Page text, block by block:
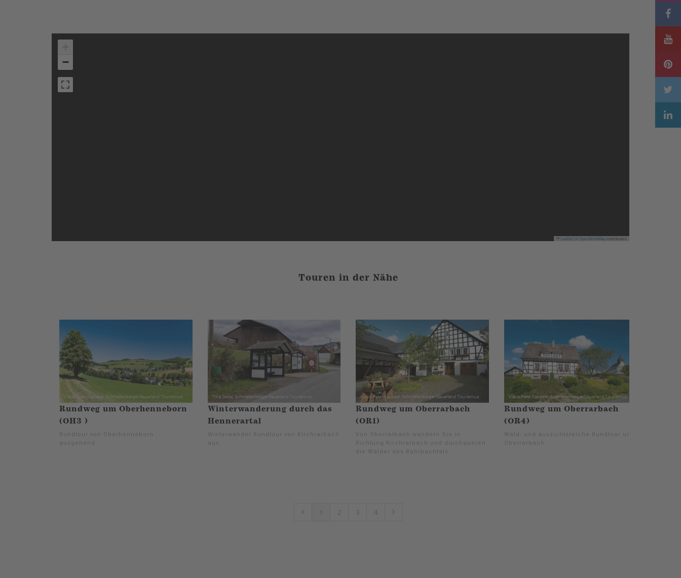
−
Leaflet OpenStreetMapcontributors
Touren in der Nähe
Rundweg um Oberhenneborn
(OH3 )
Rundtour von Oberhenneborn
ausgehend.
Winterwanderung durch das
Hennerartal
Winterwander Rundtour von Kirchrarbach
aus.
Rundweg um Oberrarbach
(OR1)
Von Oberrarbach wandern Sie in
Richtung Kirchrarbach und durchqueren
die Wälder des Rahrbachtals.
Rundweg um Oberrarbach
(OR4)
Wald- und aussichtsreiche Rundtour um
Oberrarbach.
1 2 3 4